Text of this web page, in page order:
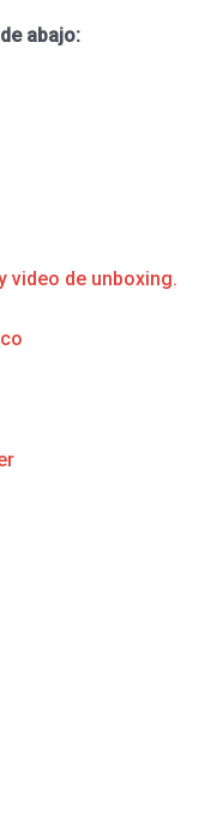
abajo:
video de unboxing.